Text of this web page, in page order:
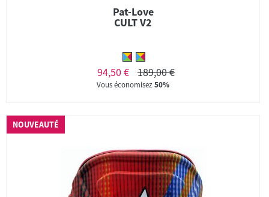
Pat-Love
CULT V2
94,50 € 189,00 €
Vous économisez50%
NOUVEAUTÉ